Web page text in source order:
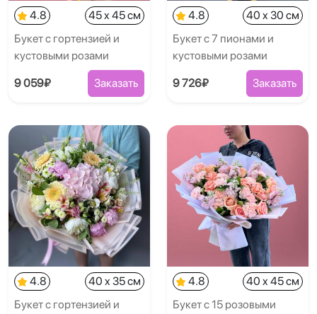
4.8
45 x 45 см
Букет с гортензией и
кустовыми розами
9 059₽ Заказать
4.8
40 x 30 см
Букет с 7 пионами и
кустовыми розами
9 726₽ Заказать
4.8
40 x 35 см
Букет с гортензией и
4.8
40 x 45 см
Букет с 15 розовыми